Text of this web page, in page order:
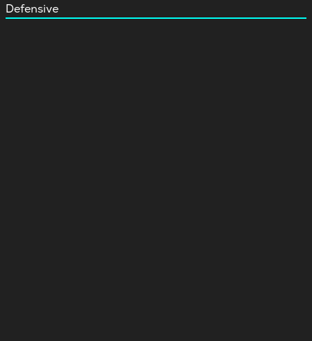
Defensive